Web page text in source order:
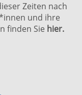
Zeiten nach
und ihre
finden Sie hier.